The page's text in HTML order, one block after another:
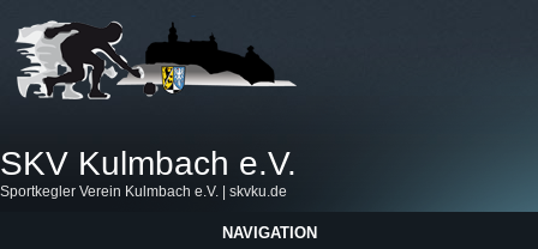
SKV Kulmbach e.V.
Sportkegler Verein Kulmbach e.V. | skvku.de
NAVIGATION